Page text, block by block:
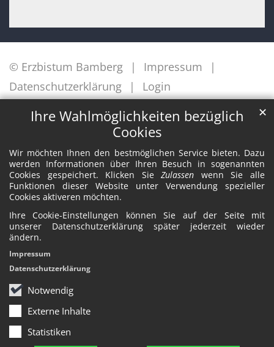
Ihre Wahlmöglichkeiten bezüglich
Cookies
Wir möchten Ihnen den bestmöglichen Service bieten. Dazu
werden Informationen über Ihren Besuch in sogenannten
Cookies gespeichert. Klicken SieZulassen wenn Sie alle
Funktionen dieser Website unter Verwendung spezieller
Cookies aktiveren möchten.
Ihre Cookie-Einstellungen können Sie auf der Seite mit
unserer Datenschutzerklärung später jederzeit wieder
ändern.
Notwendig
Externe Inhalte
Statistiken
✕
Impressum
Datenschutzerklärung
© Erzbistum Bamberg
Impressum
Datenschutzerklärung
Login